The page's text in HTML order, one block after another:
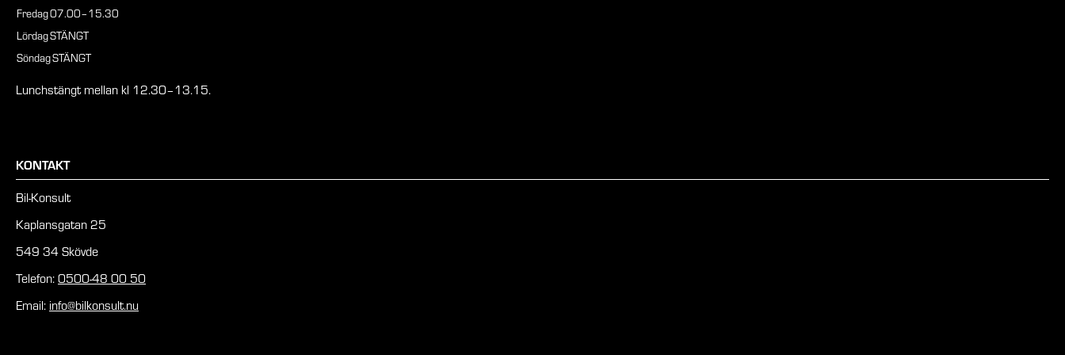
Fredag07.00–15.30
LördagSTÄNGT
SöndagSTÄNGT
Lunchstängt mellan kl 12.30–13.15.
KONTAKT
Bil-Konsult
Kaplansgatan 25
549 34 Skövde
Telefon: 0500-48 00 50
Email: info@bilkonsult.nu